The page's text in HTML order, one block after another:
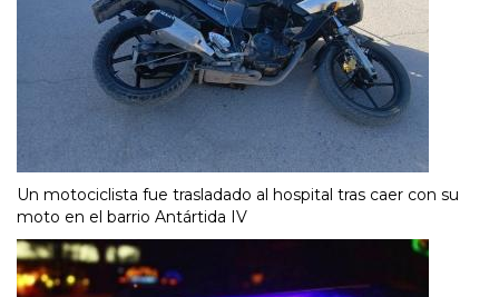
Un motociclista fue trasladado al hospital tras caer con su
moto en el barrio Antártida IV